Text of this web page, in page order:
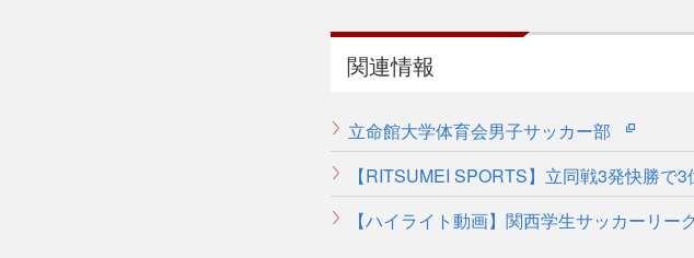
関連情報
立命館大学体育会男子サッカー部
【RITSUMEI SPORTS】立同戦3発快勝で3
【ハイライト動画】関西学生サッカーリー